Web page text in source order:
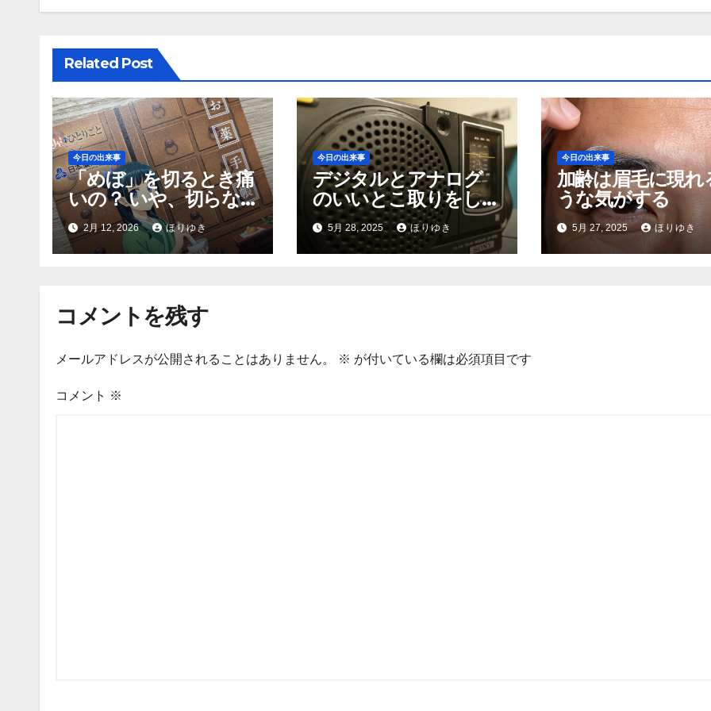
シ
ョ
ン
Related Post
今日の出来事
「めぼ」を切るとき痛
いの？ いや、切らな
い方が痛い
2月 12, 2026 ほりゆき
今日の出来事
デジタルとアナログ
のいいとこ取りをしよ
う5月 28, 2025 ほりゆき
今日の出来事
加齢は眉毛に現れ
うな気がする
5月 27, 2025 ほりゆき
コメントを残す
メールアドレスが公開されることはありません。 ※ が付いている欄は必須項目です
コメント ※